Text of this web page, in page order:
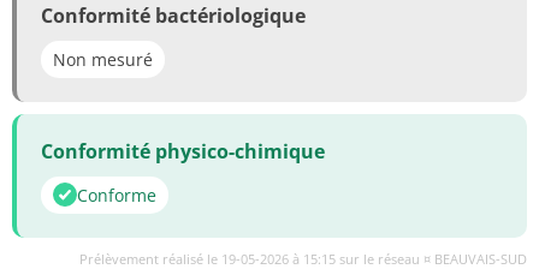
Conformité bactériologique
Non mesuré
Conformité physico-chimique
Conforme
Prélèvement réalisé le 19-05-2026 à 15:15 sur le réseau ¤ BEAUVAIS-SUD